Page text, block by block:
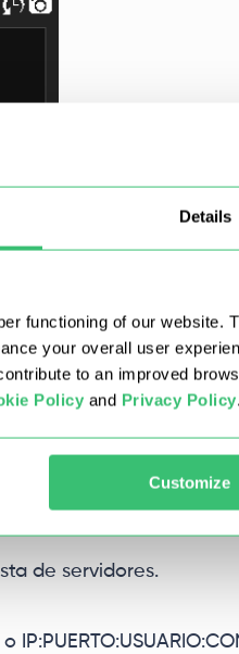
Details
functioning of our website.
your overall user
to an improved
Policy and Privacy Policy.
Customize
de servidores.